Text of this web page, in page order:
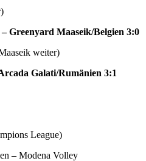
Greenyard Maaseik/Belgien 3:0
weiter)
Galati/Rumänien 3:1
League)
– Modena Volley